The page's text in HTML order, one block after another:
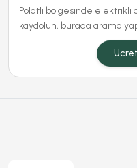
Polatlı bölgesinde elektrikli
kaydolun, burada arama